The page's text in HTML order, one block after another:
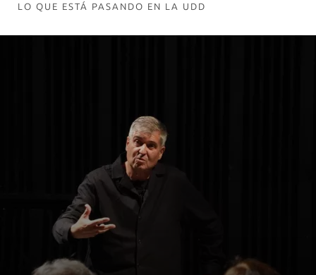
LO QUE ESTÁ PASANDO EN LA UDD